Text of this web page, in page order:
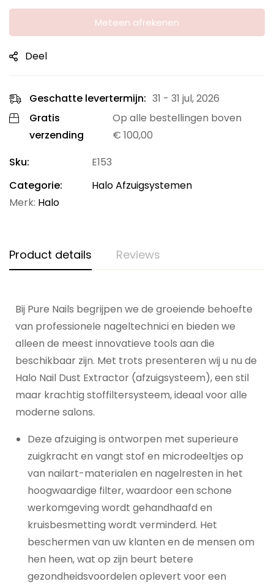
Meteen afrekenen
Deel
Geschatte levertermijn: 31 - 31 jul, 2026
Gratis
verzending
Op alle bestellingen boven
€ 100,00
Sku:
E153
Categorie:
Halo Afzuigsystemen
Merk: Halo
Product details Reviews
Bij Pure Nails begrijpen we de groeiende behoefte
van professionele nageltechnici en bieden we
alleen de meest innovatieve tools aan die
beschikbaar zijn. Met trots presenteren wij u nu de
Halo Nail Dust Extractor (afzuigsysteem), een stil
maar krachtig stoffiltersysteem, ideaal voor alle
moderne salons.
Deze afzuiging is ontworpen met superieure
zuigkracht en vangt stof en microdeeltjes op
van nailart-materialen en nagelresten in het
hoogwaardige filter, waardoor een schone
werkomgeving wordt gehandhaafd en
kruisbesmetting wordt verminderd. Het
beschermen van uw klanten en de mensen om
hen heen, wat op zijn beurt betere
gezondheidsvoordelen oplevert voor een